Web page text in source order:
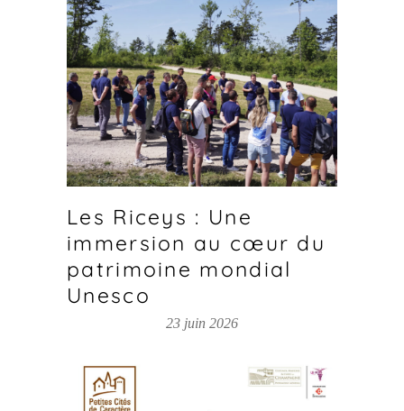
Les Riceys : Une
immersion au cœur du
patrimoine mondial
Unesco
23 juin 2026